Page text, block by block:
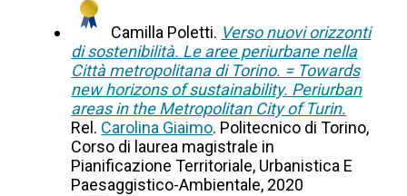
Camilla Poletti. Verso nuovi orizzonti
di sostenibilità. Le aree periurbane nella
Città metropolitana di Torino. = Towards
new horizons of sustainability. Periurban
areas in the Metropolitan City of Turin.
Rel. Carolina Giaimo. Politecnico di Torino,
Corso di laurea magistrale in
Pianificazione Territoriale, Urbanistica E
Paesaggistico-Ambientale, 2020